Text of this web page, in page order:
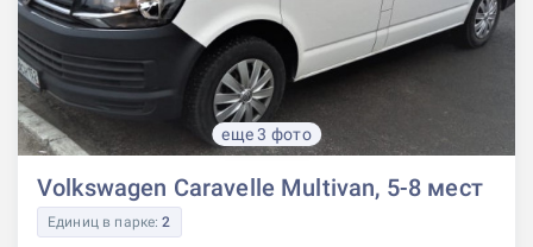
еще 3 фото
Volkswagen Caravelle Multivan, 5-8 мест
Единиц в парке:2